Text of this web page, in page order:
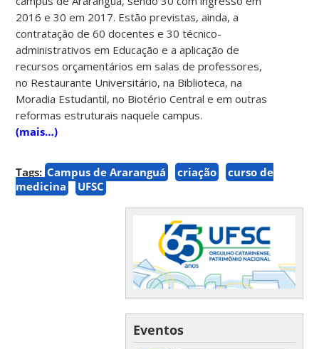
2016 e 30 em 2017. Estão previstas, ainda, a
contratação de 60 docentes e 30 técnico-
administrativos em Educação e a aplicação de
recursos orçamentários em salas de professores,
no Restaurante Universitário, na Biblioteca, na
Moradia Estudantil, no Biotério Central e em outras
reformas estruturais naquele campus.
(mais…)
Tags: Campus de Araranguá criação
curso de
medicina
UFSC
Eventos